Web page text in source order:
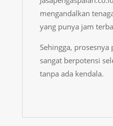
mengandalkan
yang punya jam
Sehingga,
sangat berpotensi
tanpa ada kendala.